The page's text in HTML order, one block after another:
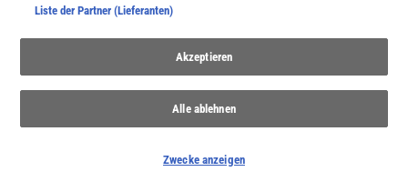
NACH OBEN
Für Sie im Spektrum-Shop und am Kiosk:
Liste der Partner (Lieferanten)
Akzeptieren
Alle ablehnen
Zwecke anzeigen